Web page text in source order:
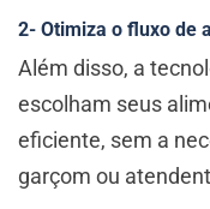
2- Otimiza o fluxo de
Além disso, a
escolham seus
eficiente, sem a
garçom ou